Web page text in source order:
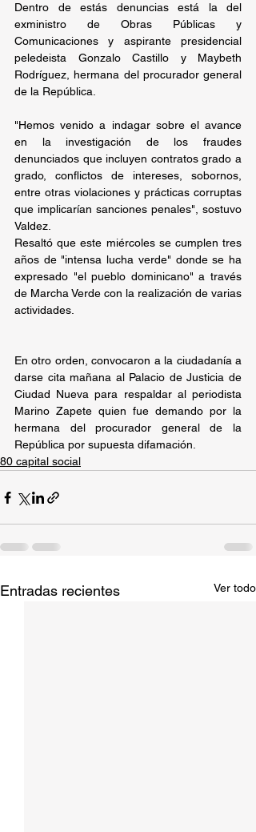
Dentro de estás denuncias está la del
exministro de Obras Públicas y
Comunicaciones y aspirante presidencial
peledeista Gonzalo Castillo y Maybeth
Rodríguez, hermana del procurador general
de la República.
"Hemos venido a indagar sobre el avance
en la investigación de los fraudes
denunciados que incluyen contratos grado a
grado, conflictos de intereses, sobornos,
entre otras violaciones y prácticas corruptas
que implicarían sanciones penales", sostuvo
Valdez.
Resaltó que este miércoles se cumplen tres
años de "intensa lucha verde" donde se ha
expresado "el pueblo dominicano" a través
de Marcha Verde con la realización de varias
actividades.
En otro orden, convocaron a la ciudadanía a
darse cita mañana al Palacio de Justicia de
Ciudad Nueva para respaldar al periodista
Marino Zapete quien fue demando por la
hermana del procurador general de la
República por supuesta difamación.
80 capital social
Entradas recientes Ver todo